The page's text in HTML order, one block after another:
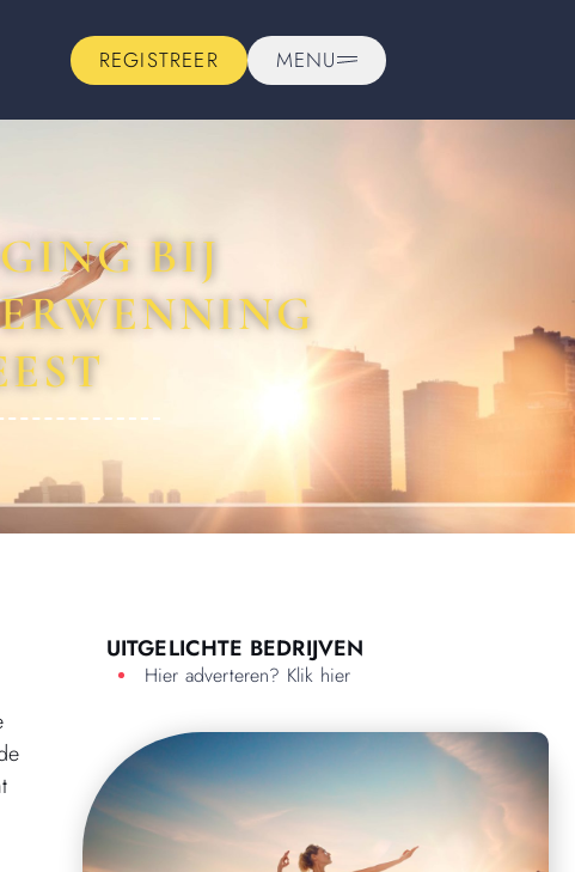
REGISTREER MENU
BIJ
UITGELICHTE BEDRIJVEN
Hier adverteren? Klik hier